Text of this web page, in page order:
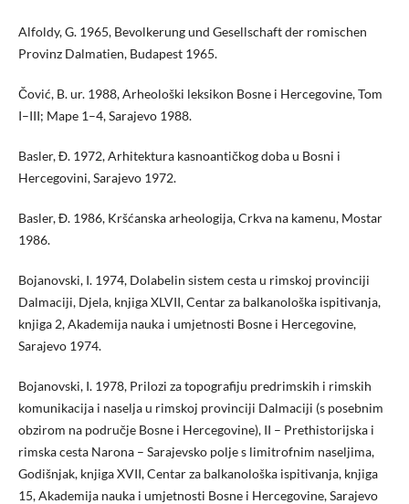
Alfoldy, G. 1965, Bevolkerung und Gesellschaft der romischen
Provinz Dalmatien, Budapest 1965.
Čović, B. ur. 1988, Arheološki leksikon Bosne i Hercegovine, Tom
I–III; Mape 1–4, Sarajevo 1988.
Basler, Đ. 1972, Arhitektura kasnoantičkog doba u Bosni i
Hercegovini, Sarajevo 1972.
Basler, Đ. 1986, Kršćanska arheologija, Crkva na kamenu, Mostar
1986.
Bojanovski, I. 1974, Dolabelin sistem cesta u rimskoj provinciji
Dalmaciji, Djela, knjiga XLVII, Centar za balkanološka ispitivanja,
knjiga 2, Akademija nauka i umjetnosti Bosne i Hercegovine,
Sarajevo 1974.
Bojanovski, I. 1978, Prilozi za topografiju predrimskih i rimskih
komunikacija i naselja u rimskoj provinciji Dalmaciji (s posebnim
obzirom na područje Bosne i Hercegovine), II – Prethistorijska i
rimska cesta Narona – Sarajevsko polje s limitrofnim naseljima,
Godišnjak, knjiga XVII, Centar za balkanološka ispitivanja, knjiga
15, Akademija nauka i umjetnosti Bosne i Hercegovine, Sarajevo